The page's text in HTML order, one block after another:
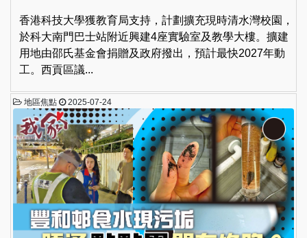
香港科技大學獲教育局支持，計劃擴充現時清水灣校園，
於科大南門巴士站附近興建4座實驗室及教學大樓。擴建
用地由邵氏基金會捐贈及政府撥出，預計最快2027年動
工。西貢區議...
地區焦點 2025-07-24